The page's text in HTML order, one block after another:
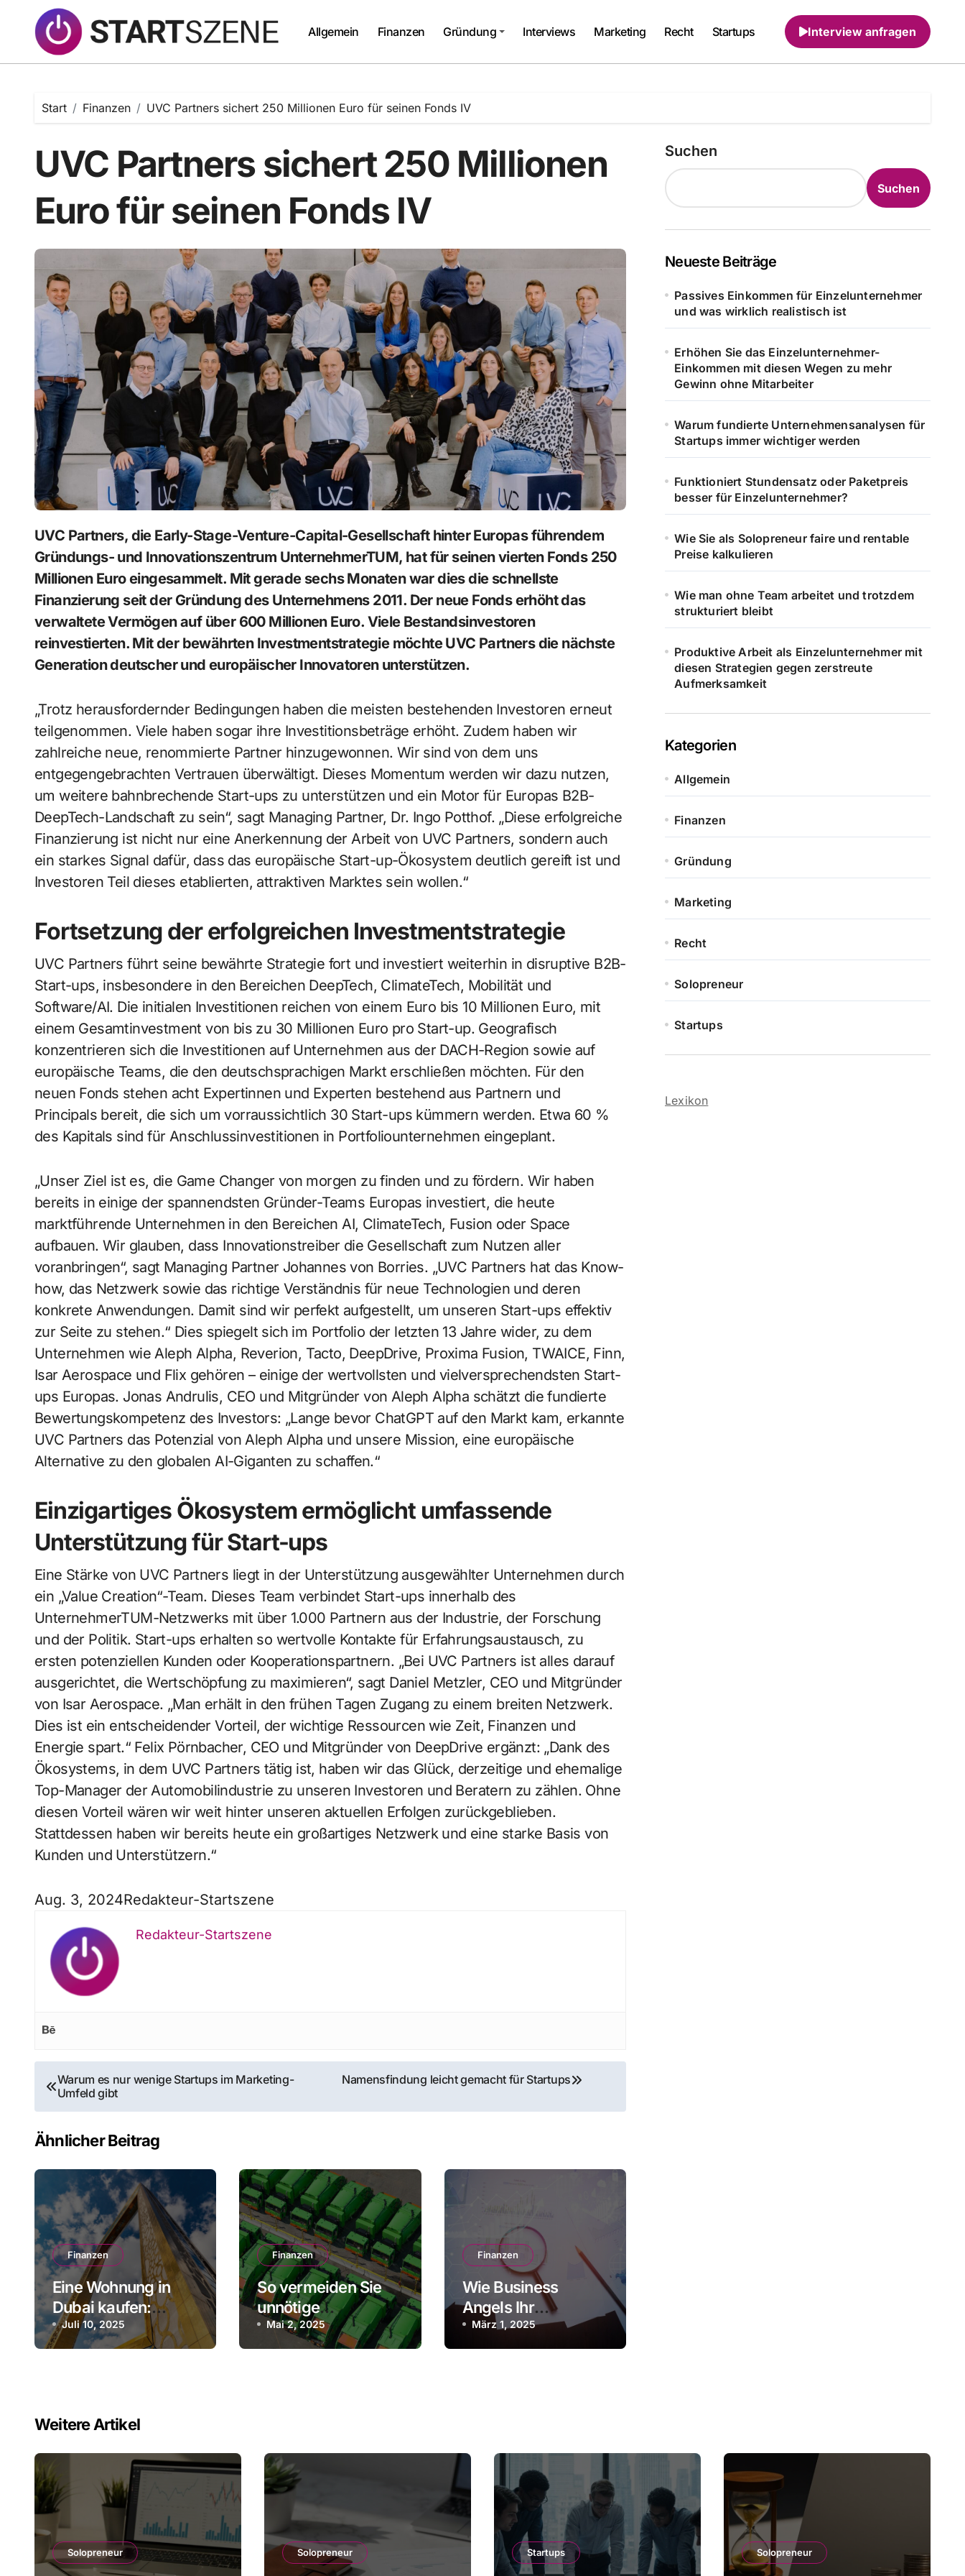
springen
Allgemein Finanzen Gründung Interviews Marketing Recht Startups Interview anfragen
Start Finanzen UVC Partners sichert 250 Millionen Euro für seinen Fonds IV
UVC Partners sichert 250 Millionen
Euro für seinen Fonds IV
UVC Partners, die Early-Stage-Venture-Capital-Gesellschaft hinter Europas führendem
Gründungs- und Innovationszentrum UnternehmerTUM, hat für seinen vierten Fonds 250
Millionen Euro eingesammelt. Mit gerade sechs Monaten war dies die schnellste
Finanzierung seit der Gründung des Unternehmens 2011. Der neue Fonds erhöht das
verwaltete Vermögen auf über 600 Millionen Euro. Viele Bestandsinvestoren
reinvestierten. Mit der bewährten Investmentstrategie möchte UVC Partners die nächste
Generation deutscher und europäischer Innovatoren unterstützen.
„Trotz herausfordernder Bedingungen haben die meisten bestehenden Investoren erneut
teilgenommen. Viele haben sogar ihre Investitionsbeträge erhöht. Zudem haben wir
zahlreiche neue, renommierte Partner hinzugewonnen. Wir sind von dem uns
entgegengebrachten Vertrauen überwältigt. Dieses Momentum werden wir dazu nutzen,
um weitere bahnbrechende Start-ups zu unterstützen und ein Motor für Europas B2B-
DeepTech-Landschaft zu sein“, sagt Managing Partner, Dr. Ingo Potthof. „Diese erfolgreiche
Finanzierung ist nicht nur eine Anerkennung der Arbeit von UVC Partners, sondern auch
ein starkes Signal dafür, dass das europäische Start-up-Ökosystem deutlich gereift ist und
Investoren Teil dieses etablierten, attraktiven Marktes sein wollen.“
Fortsetzung der erfolgreichen Investmentstrategie
UVC Partners führt seine bewährte Strategie fort und investiert weiterhin in disruptive B2B-
Start-ups, insbesondere in den Bereichen DeepTech, ClimateTech, Mobilität und
Software/AI. Die initialen Investitionen reichen von einem Euro bis 10 Millionen Euro, mit
einem Gesamtinvestment von bis zu 30 Millionen Euro pro Start-up. Geografisch
konzentrieren sich die Investitionen auf Unternehmen aus der DACH-Region sowie auf
europäische Teams, die den deutschsprachigen Markt erschließen möchten. Für den
neuen Fonds stehen acht Expertinnen und Experten bestehend aus Partnern und
Principals bereit, die sich um vorraussichtlich 30 Start-ups kümmern werden. Etwa 60 %
des Kapitals sind für Anschlussinvestitionen in Portfoliounternehmen eingeplant.
„Unser Ziel ist es, die Game Changer von morgen zu finden und zu fördern. Wir haben
bereits in einige der spannendsten Gründer-Teams Europas investiert, die heute
marktführende Unternehmen in den Bereichen AI, ClimateTech, Fusion oder Space
aufbauen. Wir glauben, dass Innovationstreiber die Gesellschaft zum Nutzen aller
voranbringen“, sagt Managing Partner Johannes von Borries. „UVC Partners hat das Know-
how, das Netzwerk sowie das richtige Verständnis für neue Technologien und deren
konkrete Anwendungen. Damit sind wir perfekt aufgestellt, um unseren Start-ups effektiv
zur Seite zu stehen.“ Dies spiegelt sich im Portfolio der letzten 13 Jahre wider, zu dem
Unternehmen wie Aleph Alpha, Reverion, Tacto, DeepDrive, Proxima Fusion, TWAICE, Finn,
Isar Aerospace und Flix gehören – einige der wertvollsten und vielversprechendsten Start-
ups Europas. Jonas Andrulis, CEO und Mitgründer von Aleph Alpha schätzt die fundierte
Bewertungskompetenz des Investors: „Lange bevor ChatGPT auf den Markt kam, erkannte
UVC Partners das Potenzial von Aleph Alpha und unsere Mission, eine europäische
Alternative zu den globalen AI-Giganten zu schaffen.“
Einzigartiges Ökosystem ermöglicht umfassende
Unterstützung für Start-ups
Eine Stärke von UVC Partners liegt in der Unterstützung ausgewählter Unternehmen durch
ein „Value Creation“-Team. Dieses Team verbindet Start-ups innerhalb des
UnternehmerTUM-Netzwerks mit über 1.000 Partnern aus der Industrie, der Forschung
und der Politik. Start-ups erhalten so wertvolle Kontakte für Erfahrungsaustausch, zu
ersten potenziellen Kunden oder Kooperationspartnern. „Bei UVC Partners ist alles darauf
ausgerichtet, die Wertschöpfung zu maximieren“, sagt Daniel Metzler, CEO und Mitgründer
von Isar Aerospace. „Man erhält in den frühen Tagen Zugang zu einem breiten Netzwerk.
Dies ist ein entscheidender Vorteil, der wichtige Ressourcen wie Zeit, Finanzen und
Energie spart.“ Felix Pörnbacher, CEO und Mitgründer von DeepDrive ergänzt: „Dank des
Ökosystems, in dem UVC Partners tätig ist, haben wir das Glück, derzeitige und ehemalige
Top-Manager der Automobilindustrie zu unseren Investoren und Beratern zu zählen. Ohne
diesen Vorteil wären wir weit hinter unseren aktuellen Erfolgen zurückgeblieben.
Stattdessen haben wir bereits heute ein großartiges Netzwerk und eine starke Basis von
Kunden und Unterstützern.“
Aug. 3, 2024Redakteur-Startszene
Redakteur-Startszene
Beitragsnavigation
Warum es nur wenige Startups im Marketing-
Umfeld gibt
Namensfindung leicht gemacht für Startups
Ähnlicher Beitrag
Finanzen
Eine Wohnung in
Dubai kaufen:
Insider-Tipps für
ausländische
Juli 10, 2025
Finanzen
So vermeiden Sie
unnötige
Kostenfallen im
Fuhrpark
Mai 2, 2025
Finanzen
Wie Business
Angels Ihr
Unternehmen
unterstützen
März 1, 2025
Suchen
Suchen
Neueste Beiträge
Passives Einkommen für Einzelunternehmer
und was wirklich realistisch ist
Erhöhen Sie das Einzelunternehmer-
Einkommen mit diesen Wegen zu mehr
Gewinn ohne Mitarbeiter
Warum fundierte Unternehmensanalysen für
Startups immer wichtiger werden
Funktioniert Stundensatz oder Paketpreis
besser für Einzelunternehmer?
Wie Sie als Solopreneur faire und rentable
Preise kalkulieren
Wie man ohne Team arbeitet und trotzdem
strukturiert bleibt
Produktive Arbeit als Einzelunternehmer mit
diesen Strategien gegen zerstreute
Aufmerksamkeit
Kategorien
Allgemein
Finanzen
Gründung
Marketing
Recht
Solopreneur
Startups
Lexikon
Weitere Artikel
Solopreneur Solopreneur Startups Solopreneur